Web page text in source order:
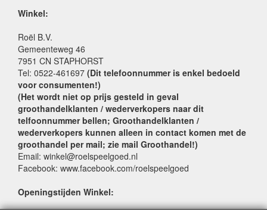
Winkel:
Roël B.V.
Gemeenteweg 46
7951 CN STAPHORST
Tel: 0522-461697 (Dit telefoonnummer is enkel bedoeld
voor consumenten!)
(Het wordt niet op prijs gesteld in geval
groothandelklanten / wederverkopers naar dit
telfoonnummer bellen; Groothandelklanten /
wederverkopers kunnen alleen in contact komen met de
groothandel per mail; zie mail Groothandel!)
Email: winkel@roelspeelgoed.nl
Facebook: www.facebook.com/roelspeelgoed
Openingstijden Winkel: